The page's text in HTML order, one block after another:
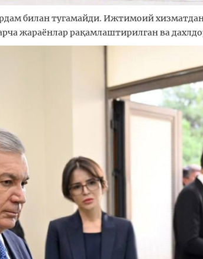
билан тугамайди. Ижтимоий
жараёнлар рақамлаштирилган ва